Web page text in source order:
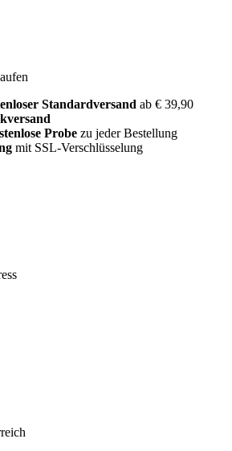
Standardversand ab € 39,90
Probe zu jeder Bestellung
mit SSL-Verschlüsselung